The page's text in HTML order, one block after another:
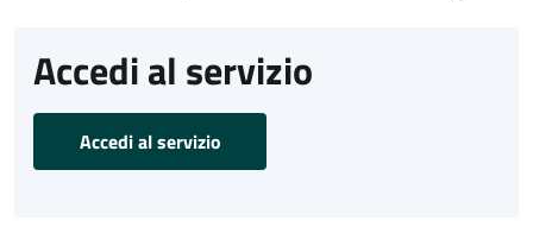
Accedi al servizio
Accedi al servizio